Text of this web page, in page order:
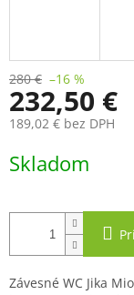
280 € –16 %
232,50 €
189,02 € bez DPH
cena:
Skladom
Závesné WC Jika